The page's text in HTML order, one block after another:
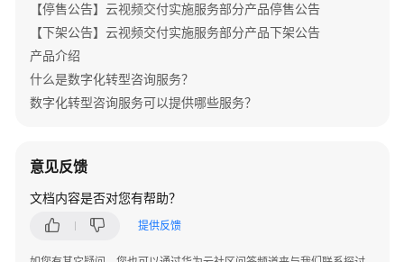
咨
询
规
划
云
与
实
施
【停售公告】云视频交付实施服务部分产品停售公告
【下架公告】云视频交付实施服务部分产品下架公告
产品介绍
什么是数字化转型咨询服务？
数字化转型咨询服务可以提供哪些服务？
意见反馈
文档内容是否对您有帮助？
提供反馈